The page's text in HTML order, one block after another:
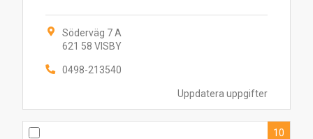
Uppdatera uppgifter
Söderväg 7 A
621 58 VISBY
0498-213540
10